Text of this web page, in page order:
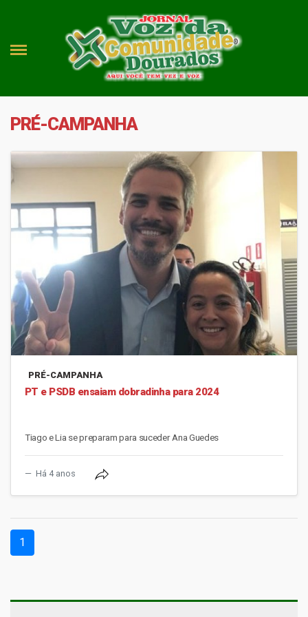
PRÉ-CAMPANHA
PRÉ-CAMPANHA
PT e PSDB ensaiam dobradinha para 2024
Tiago e Lia se preparam para suceder Ana Guedes
Há 4 anos
1